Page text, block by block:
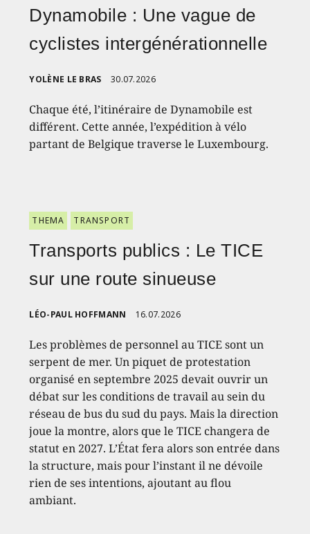
Dynamobile : Une vague de
cyclistes intergénérationnelle
YOLÈNE LE BRAS 30.07.2026
Chaque été, l’itinéraire de Dynamobile est
différent. Cette année, l’expédition à vélo
partant de Belgique traverse le Luxembourg.
THEMA TRANSPORT
Transports publics : Le TICE
sur une route sinueuse
LÉO-PAUL HOFFMANN 16.07.2026
Les problèmes de personnel au TICE sont un
serpent de mer. Un piquet de protestation
organisé en septembre 2025 devait ouvrir un
débat sur les conditions de travail au sein du
réseau de bus du sud du pays. Mais la direction
joue la montre, alors que le TICE changera de
statut en 2027. L’État fera alors son entrée dans
la structure, mais pour l’instant il ne dévoile
rien de ses intentions, ajoutant au flou
ambiant.